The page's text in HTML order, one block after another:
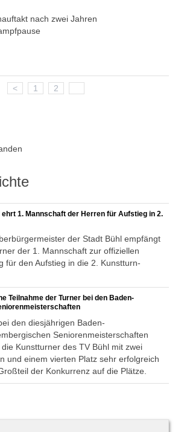
nach zwei Jahren
< 1 2
ehrt 1. Mannschaft der Herren für Aufstieg in 2.
der Stadt Bühl empfängt
der 1. Mannschaft zur offiziellen
für den Aufstieg in die 2. Kunstturn-
Teilnahme der Turner bei den Baden-
den diesjährigen Baden-
Seniorenmeisterschaften
Kunstturner des TV Bühl mit zwei
und einem vierten Platz sehr erfolgreich
der Konkurrenz auf die Plätze.